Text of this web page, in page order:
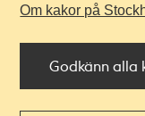
Om kakor på
Godkänn alla